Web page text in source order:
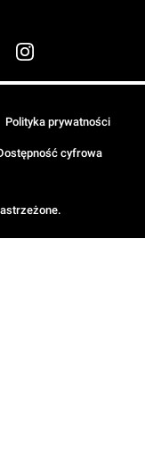
Polityka prywatności
cyfrowa